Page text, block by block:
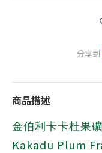
分享到
商品描述
金伯利卡卡杜果
Kakadu Plum